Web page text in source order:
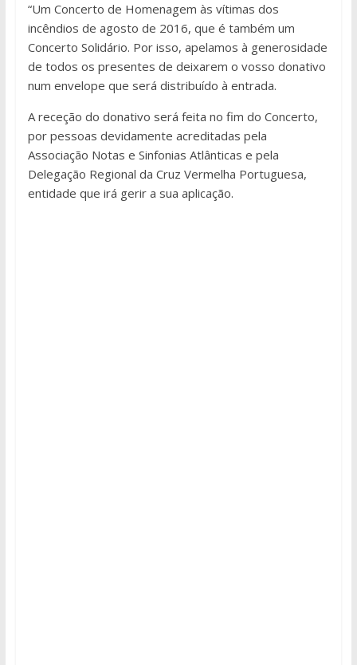
“Um Concerto de Homenagem às vítimas dos
incêndios de agosto de 2016, que é também um
Concerto Solidário. Por isso, apelamos à generosidade
de todos os presentes de deixarem o vosso donativo
num envelope que será distribuído à entrada.
A receção do donativo será feita no fim do Concerto,
por pessoas devidamente acreditadas pela
Associação Notas e Sinfonias Atlânticas e pela
Delegação Regional da Cruz Vermelha Portuguesa,
entidade que irá gerir a sua aplicação.